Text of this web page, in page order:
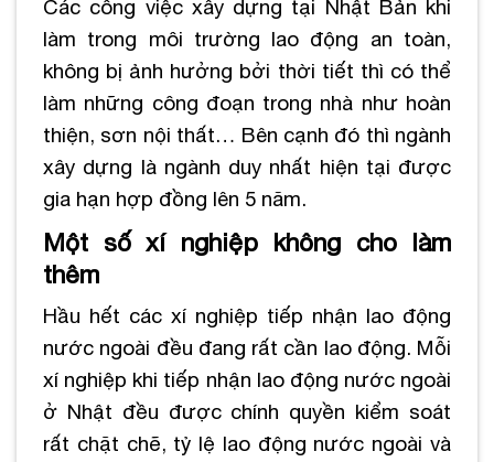
Các công việc xây dựng tại Nhật Bản khi
làm trong môi trường lao động an toàn,
không bị ảnh hưởng bởi thời tiết thì có thể
làm những công đoạn trong nhà như hoàn
thiện, sơn nội thất… Bên cạnh đó thì ngành
xây dựng là ngành duy nhất hiện tại được
gia hạn hợp đồng lên 5 năm.
Một số xí nghiệp không cho làm
thêm
Hầu hết các xí nghiệp tiếp nhận lao động
nước ngoài đều đang rất cần lao động. Mỗi
xí nghiệp khi tiếp nhận lao động nước ngoài
ở Nhật đều được chính quyền kiểm soát
rất chặt chẽ, tỷ lệ lao động nước ngoài và